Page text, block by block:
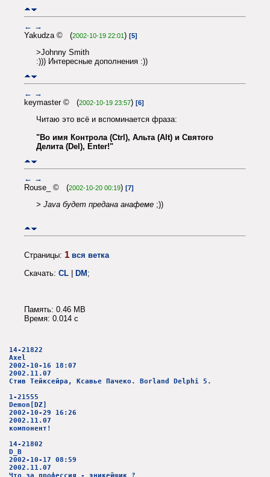
← →
Yakudza © (2002-10-19 22:01) [5]
>Johnny Smith
:))) Интересные дополнения :))
← →
keymaster © (2002-10-19 23:57) [6]
Читаю это всё и вспоминается фраза:
"Во имя Контрола (Ctrl), Альта (Alt) и Святого
Делита (Del), Enter!"
← →
Rouse_ © (2002-10-20 00:19) [7]
> Java будет предана анафеме ;))
Страницы: 1 вся ветка
Скачать: CL | DM;
Память: 0.46 MB
Время: 0.014 c
14-21822
Axel
2002-10-16 18:07
2002.11.07
Стив Тейксейра, Ксавье Пачеко. Borland Delphi 5.
1-21555
Demon[DZ]
2002-10-29 16:26
2002.11.07
компонент!
14-21802
D_B
2002-10-17 08:59
2002.11.07